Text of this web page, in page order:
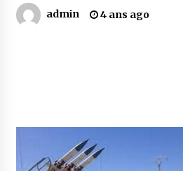
4 ans ago
admin 4 ans ago